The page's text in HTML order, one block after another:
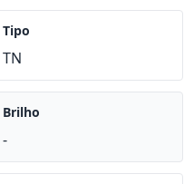
Tipo
TN
Brilho
-